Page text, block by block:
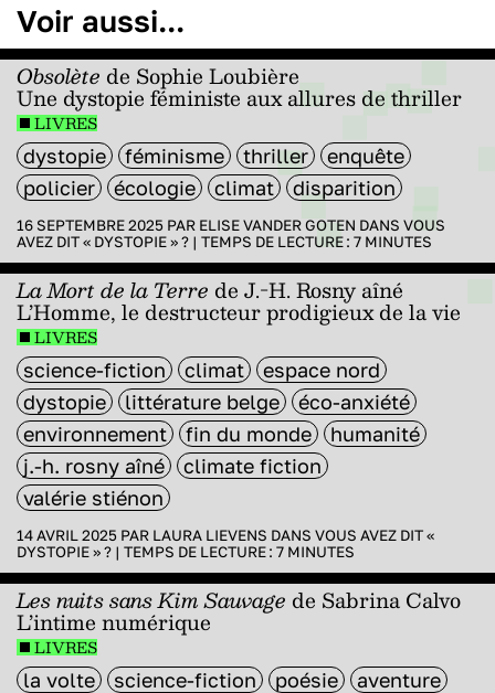
Voir aussi...
Obsolète de Sophie Loubière
Une dystopie féministe aux allures de thriller
LIVRES
dystopie féminisme thriller
enquête
policier
écologie climat disparition
16 SEPTEMBRE 2025 PAR ELISE VANDER GOTEN DANS VOUS
AVEZ DIT « DYSTOPIE » ? | TEMPS DE LECTURE : 7 MINUTES
La Mort de la Terre de J.-H. Rosny aîné
L’Homme, le destructeur prodigieux de la vie
LIVRES
science-fiction climat
espace nord
dystopie
littérature belge
éco-anxiété
environnement
fin du monde
humanité
j.-h. rosny aîné
climate fiction
valérie stiénon
14 AVRIL 2025 PAR LAURA LIEVENS DANS VOUS AVEZ DIT «
DYSTOPIE » ? | TEMPS DE LECTURE : 7 MINUTES
Les nuits sans Kim Sauvage de Sabrina Calvo
L’intime numérique
LIVRES
la volte science-fiction poésie
aventure